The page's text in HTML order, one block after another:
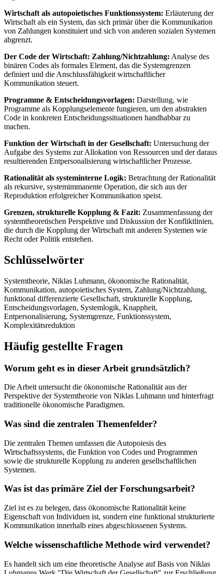
Wirtschaft als autopoietisches Funktionssystem: Erläuterung der
Wirtschaft als ein System, das sich primär über die Kommunikation
von Zahlungen konstituiert und sich von anderen sozialen Systemen
abgrenzt.
Der Code der Wirtschaft: Zahlung/Nichtzahlung: Analyse des
binären Codes als formales Element, das die Systemgrenzen
definiert und die Anschlussfähigkeit wirtschaftlicher
Kommunikation steuert.
Programme & Entscheidungsvorlagen: Darstellung, wie
Programme als Kopplungselemente fungieren, um den abstrakten
Code in konkreten Entscheidungssituationen handhabbar zu
machen.
Funktion der Wirtschaft in der Gesellschaft: Untersuchung der
Aufgabe des Systems zur Allokation von Ressourcen und der daraus
resultierenden Entpersonalisierung wirtschaftlicher Prozesse.
Rationalität als systeminterne Logik: Betrachtung der Rationalität
als rekursive, systemimmanente Operation, die sich aus der
Reproduktion erfolgreicher Kommunikation speist.
Grenzen, strukturelle Kopplung & Fazit: Zusammenfassung der
systemtheoretischen Perspektive und Diskussion der Konfliktlinien,
die durch die Kopplung der Wirtschaft mit anderen Systemen wie
Recht oder Politik entstehen.
Schlüsselwörter
Systemtheorie, Niklas Luhmann, ökonomische Rationalität,
Kommunikation, autopoietisches System, Zahlung/Nichtzahlung,
funktional differenzierte Gesellschaft, strukturelle Kopplung,
Entscheidungsvorlagen, Systemlogik, Knappheit,
Entpersonalisierung, Systemgrenze, Funktionssystem,
Komplexitätsreduktion
Häufig gestellte Fragen
Worum geht es in dieser Arbeit grundsätzlich?
Die Arbeit untersucht die ökonomische Rationalität aus der
Perspektive der Systemtheorie von Niklas Luhmann und hinterfragt
traditionelle ökonomische Paradigmen.
Was sind die zentralen Themenfelder?
Die zentralen Themen umfassen die Autopoiesis des
Wirtschaftssystems, die Funktion von Codes und Programmen
sowie die strukturelle Kopplung zu anderen gesellschaftlichen
Systemen.
Was ist das primäre Ziel der Forschungsarbeit?
Ziel ist es zu belegen, dass ökonomische Rationalität keine
Eigenschaft von Individuen ist, sondern eine funktional strukturierte
Kommunikation innerhalb eines abgeschlossenen Systems.
Welche wissenschaftliche Methode wird verwendet?
Es handelt sich um eine theoretische Analyse auf Basis von Niklas